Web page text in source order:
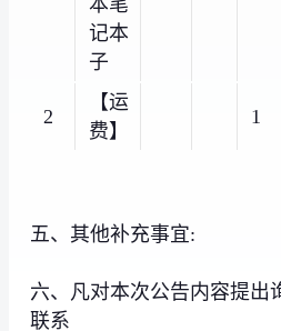
记本
子
2
【运
费】
1
五、其他补充事宜:
六、凡对本次公告内容提出
联系